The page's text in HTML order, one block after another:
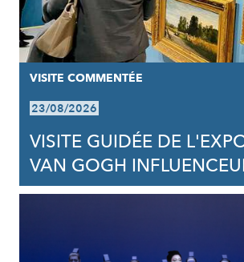
VISITE COMMENTÉE
23/08/2026
VISITE GUIDÉE DE
VAN GOGH